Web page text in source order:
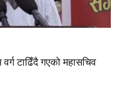
टाढिँदै गएको महासचिव